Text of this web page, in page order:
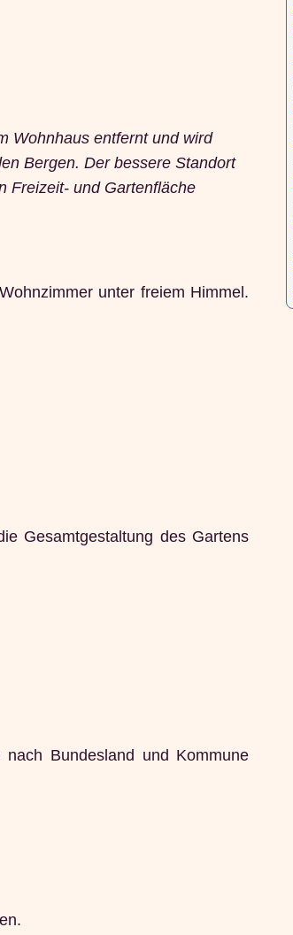
Wohnhaus entfernt und wird
Bergen. Der bessere Standort
Freizeit- und Gartenfläche
unter freiem Himmel.
Gesamtgestaltung des Gartens
Bundesland und Kommune